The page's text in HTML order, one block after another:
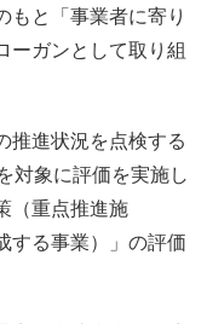
もと「事業者に寄り
ーガンとして取り組
推進状況を点検する
対象に評価を実施し
（重点推進施
する事業）」の評価